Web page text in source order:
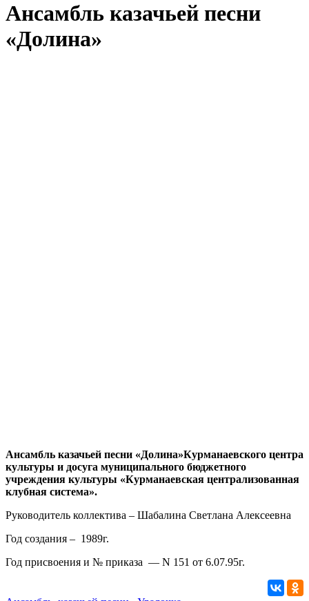
Ансамбль казачьей песни
«Долина»
Ансамбль казачьей песни «Долина»Курманаевского центра
культуры и досуга муниципального бюджетного
учреждения культуры «Курманаевская централизованная
клубная система».
Руководитель коллектива – Шабалина Светлана Алексеевна
Год создания – 1989г.
Год присвоения и № приказа — N 151 от 6.07.95г.